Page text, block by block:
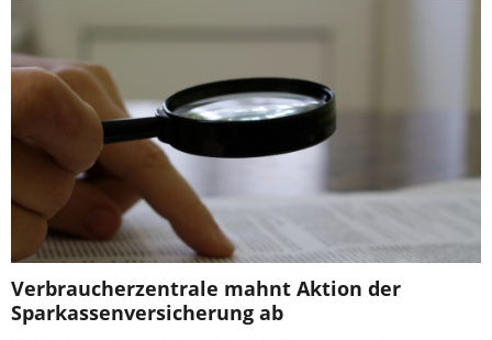
Verbraucherzentrale mahnt Aktion der
Sparkassenversicherung ab